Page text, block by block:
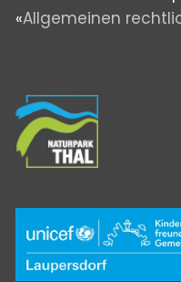
«Allgemeinen